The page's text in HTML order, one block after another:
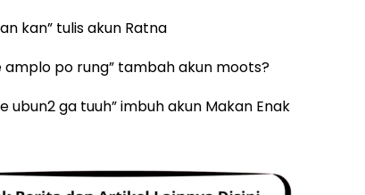
kan” tulis akun Ratna
amplo po rung” tambah akun moots?
ubun2 ga tuuh” imbuh akun Makan Enak